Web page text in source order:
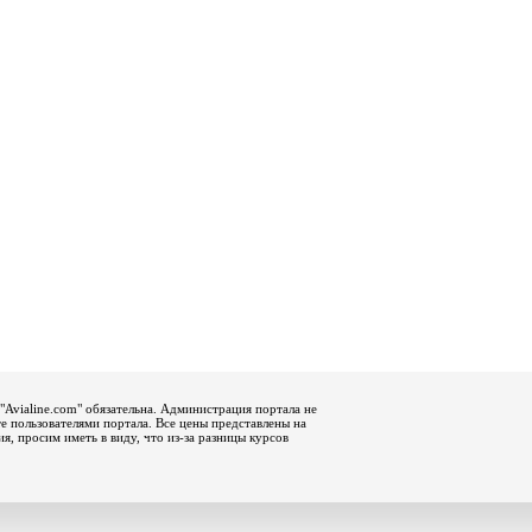
обязательна. Администрация портала не
пользователями портала. Все цены представлены на
просим иметь в виду, что из-за разницы курсов